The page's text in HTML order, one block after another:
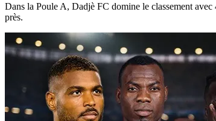
Dans la Poule A, Dadjè FC domine le classement
près.